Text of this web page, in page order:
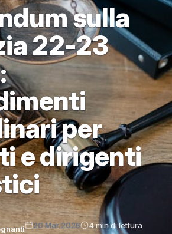
sulla
22-23
per
e dirigenti
20 Mar 2026 4 min di lettura